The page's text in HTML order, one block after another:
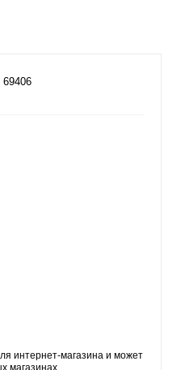
69406
интернет-магазина и может
магазинах